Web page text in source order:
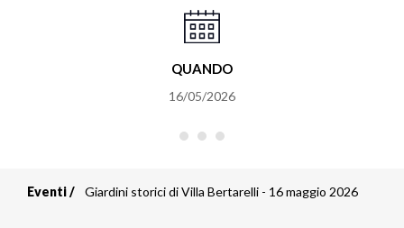
QUANDO
16/05/2026
Eventi Giardini storici di Villa Bertarelli - 16 maggio 2026